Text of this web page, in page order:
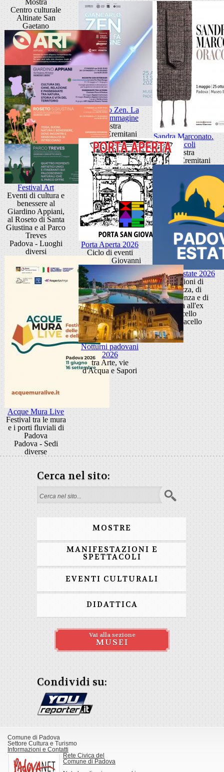
Mostra
Centro culturale
Altinate San
Gaetano
Giancarlo Zen. La
luce fa l'immagine
Mostra
Museo Eremitani
Sandra Marconato.
Oracoli
Mostra
Museo Eremitani
Festival Art
Eventi di cultura e
benessere al
Giardino Appiani,
al Roseto di Santa
Giustina e al Parco
Treves
Padova - Luoghi
diversi
Porta Aperta 2026
Ciclo di eventi
Porta San Giovanni
Padova Estate 2026
Occasioni di
bellezza, di
conoscenza e di
cultura all'ex
Macello
Ex Macello
Acque Mura Live
Festival tra le mura
e i porti fluviali di
Padova
Padova - Sedi
diverse
Notturni padovani
2026
tra Arte, vie
d'Acqua e Sapori
Cerca nel sito:
Search form
MOSTRE
MANIFESTAZIONI E
SPETTACOLI
EVENTI CULTURALI
DIDATTICA
Vai alla sezione
MUSEI
Condividi su:
Comune di Padova
Settore Cultura e Turismo
Informazioni e Contatti
Rete Civica del
Comune di Padova